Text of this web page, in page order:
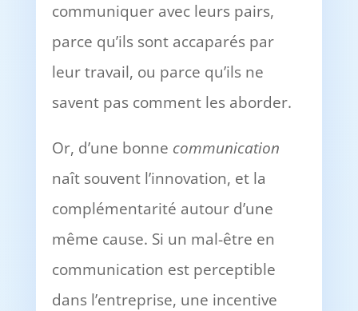
communiquer avec leurs pairs,
parce qu’ils sont accaparés par
leur travail, ou parce qu’ils ne
savent pas comment les aborder.
Or, d’une bonne communication
naît souvent l’innovation, et la
complémentarité autour d’une
même cause. Si un mal-être en
communication est perceptible
dans l’entreprise, une incentive